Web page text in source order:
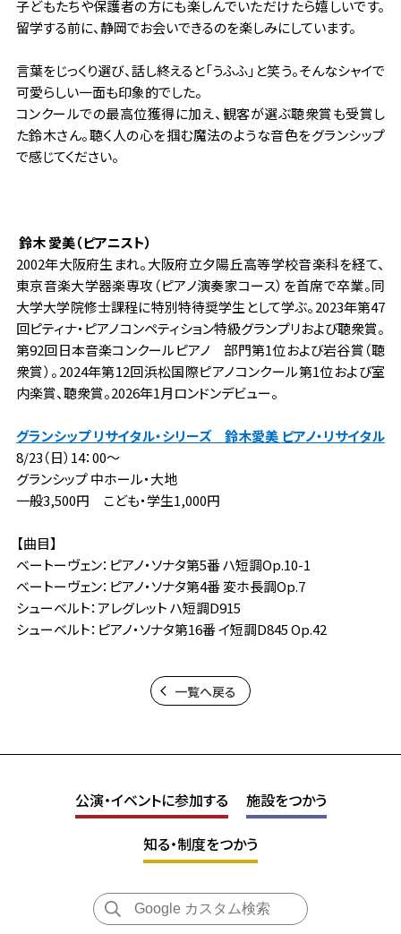
子どもたちや保護者の方にも楽しんでいただけたら嬉しいです。
留学する前に、静岡でお会いできるのを楽しみにしています。
言葉をじっくり選び、話し終えると「うふふ」と笑う。そんなシャイで
可愛らしい一面も印象的でした。
コンクールでの最高位獲得に加え、観客が選ぶ聴衆賞も受賞し
た鈴木さん。聴く人の心を掴む魔法のような音色をグランシップ
で感じてください。
鈴木 愛美（ピアニスト）
2002年大阪府生まれ。大阪府立夕陽丘高等学校音楽科を経て、
東京音楽大学器楽専攻（ピアノ演奏家コース）を首席で卒業。同
大学大学院修士課程に特別特待奨学生として学ぶ。2023年第47
回ピティナ・ピアノコンペティション特級グランプリおよび聴衆賞。
第92回日本音楽コンクールピアノ 部門第1位および岩谷賞（聴
衆賞）。2024年第12回浜松国際ピアノコンクール第1位および室
内楽賞、聴衆賞。2026年1月ロンドンデビュー。
グランシップ リサイタル・シリーズ 鈴木愛美 ピアノ・リサイタル
8/23（日）14：00～
グランシップ 中ホール・大地
一般3,500円 こども・学生1,000円
【曲目】
ベートーヴェン：ピアノ・ソナタ第5番 ハ短調Op.10-1
ベートーヴェン：ピアノ・ソナタ第4番 変ホ長調Op.7
シューベルト：アレグレット ハ短調D915
シューベルト：ピアノ・ソナタ第16番 イ短調D845 Op.42
一覧へ戻る
公演・イベントに参加する 施設をつかう
知る・制度をつかう